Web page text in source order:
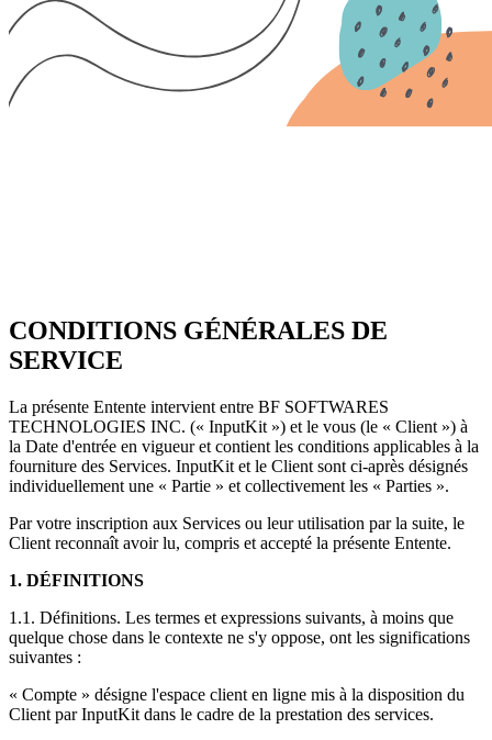
CONDITIONS GÉNÉRALES DE
SERVICE
La présente Entente intervient entre BF SOFTWARES
TECHNOLOGIES INC. (« InputKit ») et le vous (le « Client ») à
la Date d'entrée en vigueur et contient les conditions applicables à la
fourniture des Services. InputKit et le Client sont ci-après désignés
individuellement une « Partie » et collectivement les « Parties ».
Par votre inscription aux Services ou leur utilisation par la suite, le
Client reconnaît avoir lu, compris et accepté la présente Entente.
1. DÉFINITIONS
1.1. Définitions. Les termes et expressions suivants, à moins que
quelque chose dans le contexte ne s'y oppose, ont les significations
suivantes :
« Compte » désigne l'espace client en ligne mis à la disposition du
Client par InputKit dans le cadre de la prestation des services.